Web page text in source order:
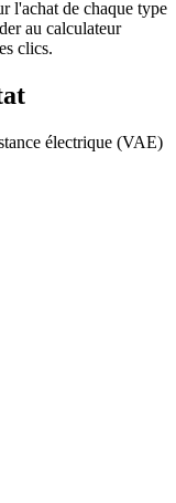
l'achat de chaque type
au calculateur
clics.
électrique (VAE)